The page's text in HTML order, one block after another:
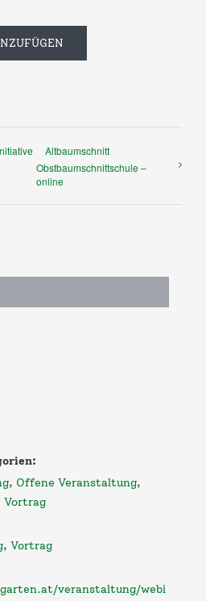
Altbaumschnitt
Obstbaumschnittschule –
online
, Offene Veranstaltung,
Vortrag
, Vortrag
veranstaltung/webi